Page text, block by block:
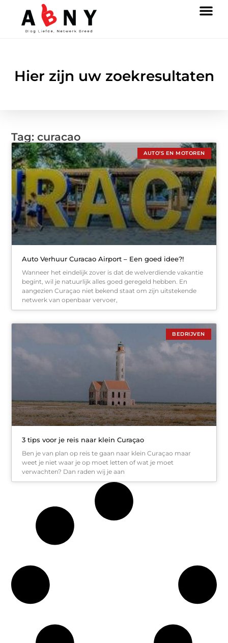
Hier zijn uw zoekresultaten
Tag: curacao
AUTO’S EN MOTOREN
Auto Verhuur Curacao Airport – Een goed idee?!
Wanneer het eindelijk zover is dat de welverdiende vakantie
begint, wil je natuurlijk alles goed geregeld hebben. En
aangezien Curaçao niet bekend staat om zijn uitstekende
netwerk van openbaar vervoer,
BEDRIJVEN
3 tips voor je reis naar klein Curaçao
Ben je van plan op reis te gaan naar klein Curaçao maar
weet je niet waar je op moet letten of wat je moet
verwachten? Dan raden wij je aan